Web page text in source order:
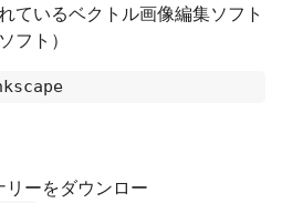
ているベクトル画像編集ソフト
フト）
リーをダウンロー